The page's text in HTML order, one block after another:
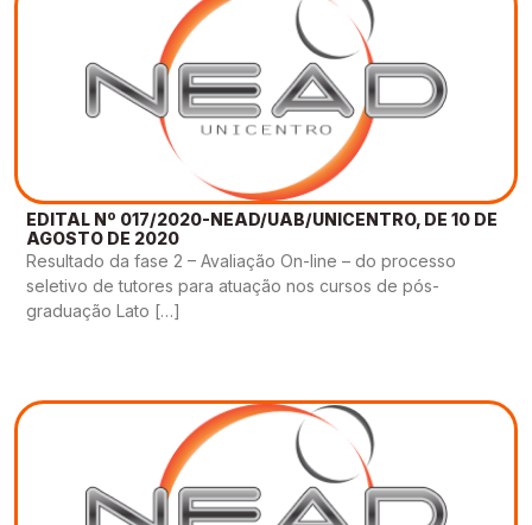
EDITAL Nº 017/2020-NEAD/UAB/UNICENTRO, DE 10 DE
AGOSTO DE 2020
Resultado da fase 2 – Avaliação On-line – do processo
seletivo de tutores para atuação nos cursos de pós-
graduação Lato […]